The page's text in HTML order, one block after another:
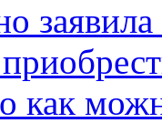
как